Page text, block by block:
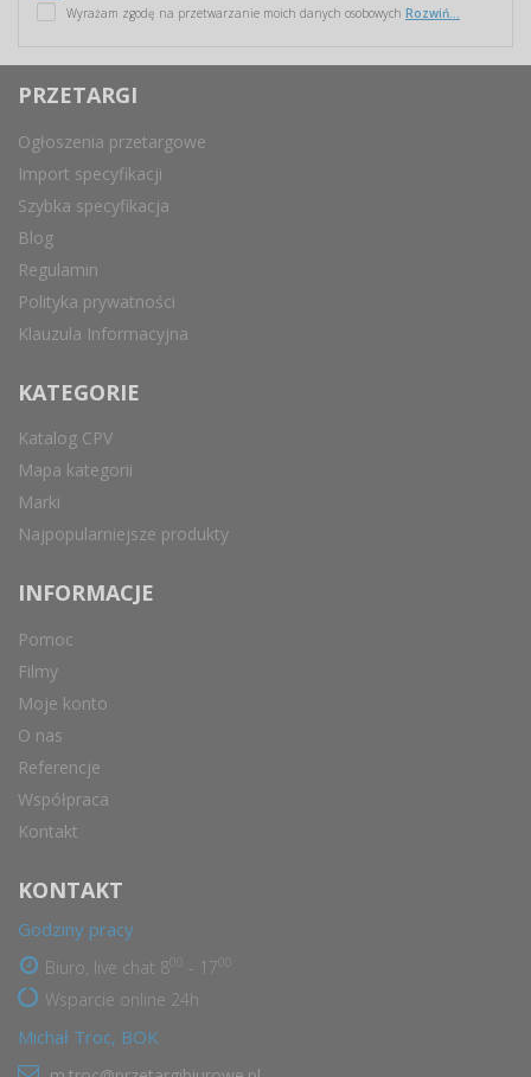
Wyrażam zgodę na przetwarzanie moich danych osobowych Rozwiń...
PRZETARGI
Ogłoszenia przetargowe
Import specyfikacji
Szybka specyfikacja
Blog
Regulamin
Polityka prywatności
Klauzula Informacyjna
KATEGORIE
Katalog CPV
Mapa kategorii
Marki
Najpopularniejsze produkty
INFORMACJE
Pomoc
Filmy
Moje konto
O nas
Referencje
Współpraca
Kontakt
KONTAKT
Godziny pracy
Biuro, live chat 8 - 17
Wsparcie online 24h
Michał Troc, BOK